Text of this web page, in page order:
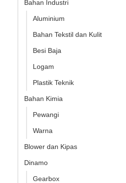
Bahan Industri
Aluminium
Bahan Tekstil dan Kulit
Besi Baja
Logam
Plastik Teknik
Bahan Kimia
Pewangi
Warna
Blower dan Kipas
Dinamo
Gearbox